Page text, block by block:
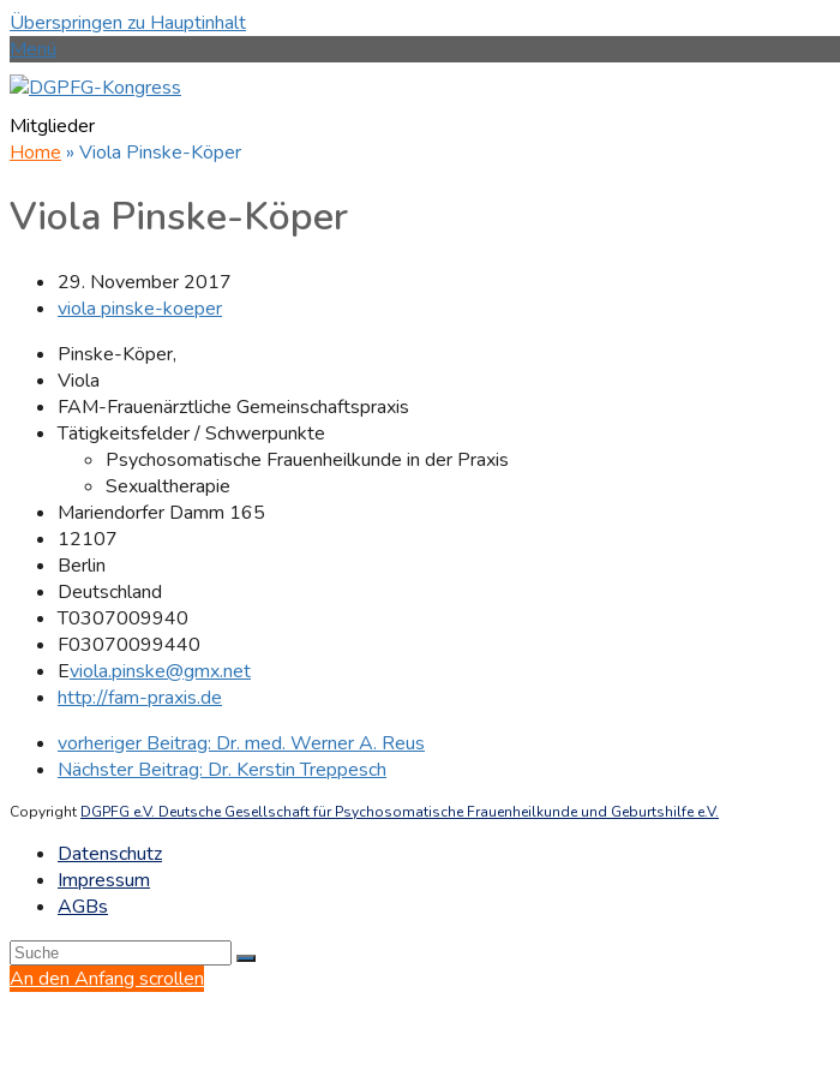
Überspringen zu Hauptinhalt
Menü
Mitglieder
Home » Viola Pinske-Köper
Viola Pinske-Köper
29. November 2017
viola pinske-koeper
Pinske-Köper,
Viola
FAM-Frauenärztliche Gemeinschaftspraxis
Tätigkeitsfelder / Schwerpunkte
Psychosomatische Frauenheilkunde in der Praxis
Sexualtherapie
Mariendorfer Damm 165
12107
Berlin
Deutschland
T0307009940
F03070099440
Eviola.pinske@gmx.net
http://fam-praxis.de
vorheriger Beitrag: Dr. med. Werner A. Reus
Nächster Beitrag: Dr. Kerstin Treppesch
Copyright DGPFG e.V. Deutsche Gesellschaft für Psychosomatische Frauenheilkunde und Geburtshilfe e.V.
Datenschutz
Impressum
AGBs
An den Anfang scrollen